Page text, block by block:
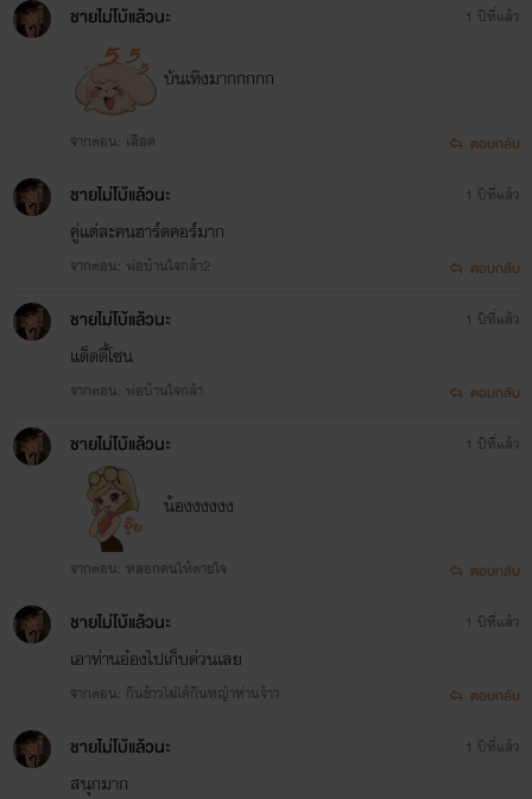
ชายไม่โบ้แล้วนะ
บันเทิงมากกกกก
จากตอน: เลือด
1 ปีที่แล้ว
ตอบกลับ
ชายไม่โบ้แล้วนะ
คู่แต่ละคนฮาร์ดคอร์มาก
จากตอน: พ่อบ้านใจกล้า2
1 ปีที่แล้ว
ตอบกลับ
ชายไม่โบ้แล้วนะ
แด็ดดี้โซน
จากตอน: พ่อบ้านใจกล้า
1 ปีที่แล้ว
ตอบกลับ
ชายไม่โบ้แล้วนะ
น้องงงงงง
จากตอน: หลอกคนให้ตายใจ
1 ปีที่แล้ว
ตอบกลับ
ชายไม่โบ้แล้วนะ
เอาท่านอ๋องไปเก็บด่วนเลย
จากตอน: กินข้าวไม่ได้กินหญ้าท่านจ้าว
1 ปีที่แล้ว
ตอบกลับ
ชายไม่โบ้แล้วนะ
สนุกมาก
1 ปีที่แล้ว